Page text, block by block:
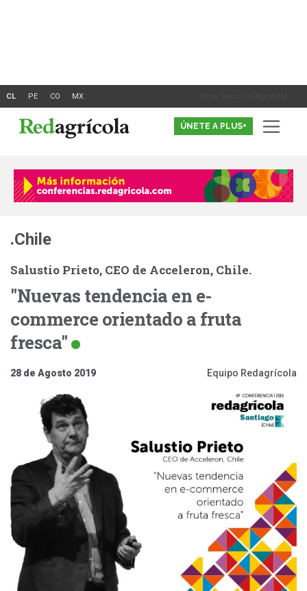
Inicia Sesión o Registrate
ÚNETE A PLUS+
.Chile
Salustio Prieto, CEO de Acceleron, Chile.
"Nuevas tendencia en e-
commerce orientado a fruta
fresca"
28 de Agosto 2019 Equipo Redagrícola